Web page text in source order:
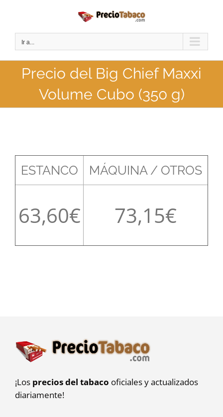
contenido
Ir a...
Precio del Big Chief Maxxi
Volume Cubo (350 g)
ESTANCO MÁQUINA / OTROS
63,60 73,15
¡Los precios del tabaco oficiales y actualizados
diariamente!